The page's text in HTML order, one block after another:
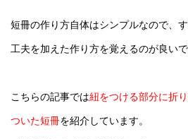
短冊の作り方自体はシンプルなので、
工夫を加えた作り方を覚えるのが良いで
こちらの記事では紐をつける部分に折
ついた短冊を紹介しています。